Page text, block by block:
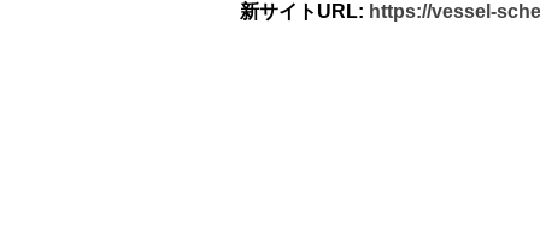
新サイトURL: https://vessel-